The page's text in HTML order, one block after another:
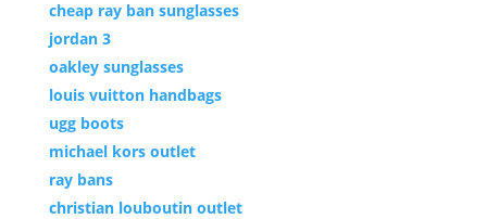
cheap ray ban sunglasses
jordan 3
oakley sunglasses
louis vuitton handbags
ugg boots
michael kors outlet
ray bans
christian louboutin outlet